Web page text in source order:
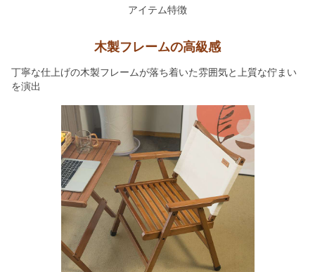
アイテム特徴
木製フレームの高級感
丁寧な仕上げの木製フレームが落ち着いた雰囲気と上質な佇まい
を演出